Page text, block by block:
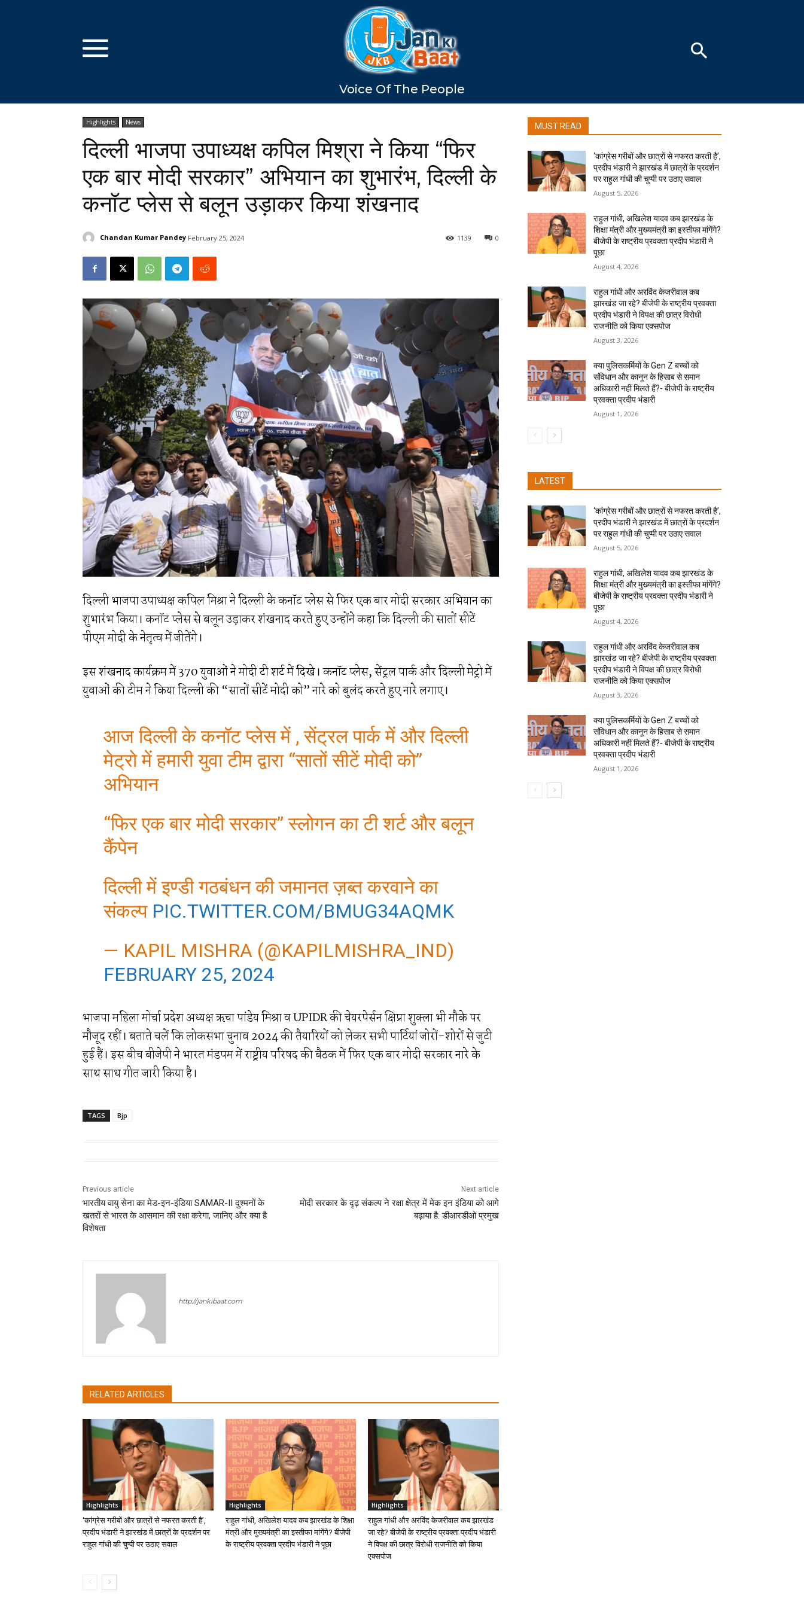
Voice Of The People
Highlights News
दिल्ली भाजपा उपाध्यक्ष कपिल मिश्रा ने किया “फिर
एक बार मोदी सरकार” अभियान का शुभारंभ, दिल्ली के
कनॉट प्लेस से बलून उड़ाकर किया शंखनाद
Chandan Kumar Pandey February 25, 2024 0
1139
दिल्ली भाजपा उपाध्यक्ष कपिल मिश्रा ने दिल्ली के कनॉट प्लेस से फिर एक बार मोदी सरकार अभियान का
शुभारंभ किया। कनॉट प्लेस से बलून उड़ाकर शंखनाद करते हुए उन्होंने कहा कि दिल्ली की सातों सीटें
पीएम मोदी के नेतृत्व में जीतेंगे।
इस शंखनाद कार्यक्रम में 370 युवाओं ने मोदी टी शर्ट में दिखे। कनॉट प्लेस, सेंट्रल पार्क और दिल्ली मेट्रो में
युवाओं की टीम ने किया दिल्ली की “सातों सीटें मोदी को” नारे को बुलंद करते हुए नारे लगाए।
आज दिल्ली के कनॉट प्लेस में , सेंट्रल पार्क में और दिल्ली
मेट्रो में हमारी युवा टीम द्वारा “सातों सीटें मोदी को”
अभियान
“फिर एक बार मोदी सरकार” स्लोगन का टी शर्ट और बलून
कैंपेन
दिल्ली में इण्डी गठबंधन की जमानत ज़ब्त करवाने का
संकल्प PIC.TWITTER.COM/BMUG34AQMK
— KAPIL MISHRA (@KAPILMISHRA_IND)
FEBRUARY 25, 2024
भाजपा महिला मोर्चा प्रदेश अध्यक्ष ऋचा पांडेय मिश्रा व UPIDR की चेयरपेर्सन क्षिप्रा शुक्ला भी मौके पर
मौजूद रहीं। बताते चलें कि लोकसभा चुनाव 2024 की तैयारियों को लेकर सभी पार्टियां जोरों-शोरों से जुटी
हुई हैं। इस बीच बीजेपी ने भारत मंडपम में राष्ट्रीय परिषद की बैठक में फिर एक बार मोदी सरकार नारे के
साथ साथ गीत जारी किया है।
TAGS Bjp
Previous article
भारतीय वायु सेना का मेड-इन-इंडिया SAMAR-II दुश्मनों के
खतरों से भारत के आसमान की रक्षा करेगा, जानिए और क्या है
विशेषता
Next article
मोदी सरकार के दृढ़ संकल्प ने रक्षा क्षेत्र में मेक इन इंडिया को आगे
बढ़ाया है: डीआरडीओ प्रमुख
http://jankibaat.com
RELATED ARTICLES
Highlights
‘कांग्रेस गरीबों और छात्रों से नफरत करती है’,
प्रदीप भंडारी ने झारखंड में छात्रों के प्रदर्शन पर
राहुल गांधी की चुप्पी पर उठाए सवाल
Highlights
राहुल गांधी, अखिलेश यादव कब झारखंड के शिक्षा
मंत्री और मुख्यमंत्री का इस्तीफा मांगेंगे? बीजेपी
के राष्ट्रीय प्रवक्ता प्रदीप भंडारी ने पूछा
Highlights
राहुल गांधी और अरविंद केजरीवाल कब झारखंड
जा रहे? बीजेपी के राष्ट्रीय प्रवक्ता प्रदीप भंडारी
ने विपक्ष की छात्र विरोधी राजनीति को किया
एक्सपोज
MUST READ
‘कांग्रेस गरीबों और छात्रों से नफरत करती है’,
प्रदीप भंडारी ने झारखंड में छात्रों के प्रदर्शन
पर राहुल गांधी की चुप्पी पर उठाए सवाल
August 5, 2026
राहुल गांधी, अखिलेश यादव कब झारखंड के
शिक्षा मंत्री और मुख्यमंत्री का इस्तीफा मांगेंगे?
बीजेपी के राष्ट्रीय प्रवक्ता प्रदीप भंडारी ने
पूछा
August 4, 2026
राहुल गांधी और अरविंद केजरीवाल कब
झारखंड जा रहे? बीजेपी के राष्ट्रीय प्रवक्ता
प्रदीप भंडारी ने विपक्ष की छात्र विरोधी
राजनीति को किया एक्सपोज
August 3, 2026
क्या पुलिसकर्मियों के Gen Z बच्चों को
संविधान और कानून के हिसाब से समान
अधिकारी नहीं मिलते हैं?- बीजेपी के राष्ट्रीय
प्रवक्ता प्रदीप भंडारी
August 1, 2026
LATEST
‘कांग्रेस गरीबों और छात्रों से नफरत करती है’,
प्रदीप भंडारी ने झारखंड में छात्रों के प्रदर्शन
पर राहुल गांधी की चुप्पी पर उठाए सवाल
August 5, 2026
राहुल गांधी, अखिलेश यादव कब झारखंड के
शिक्षा मंत्री और मुख्यमंत्री का इस्तीफा मांगेंगे?
बीजेपी के राष्ट्रीय प्रवक्ता प्रदीप भंडारी ने
पूछा
August 4, 2026
राहुल गांधी और अरविंद केजरीवाल कब
झारखंड जा रहे? बीजेपी के राष्ट्रीय प्रवक्ता
प्रदीप भंडारी ने विपक्ष की छात्र विरोधी
राजनीति को किया एक्सपोज
August 3, 2026
क्या पुलिसकर्मियों के Gen Z बच्चों को
संविधान और कानून के हिसाब से समान
अधिकारी नहीं मिलते हैं?- बीजेपी के राष्ट्रीय
प्रवक्ता प्रदीप भंडारी
August 1, 2026